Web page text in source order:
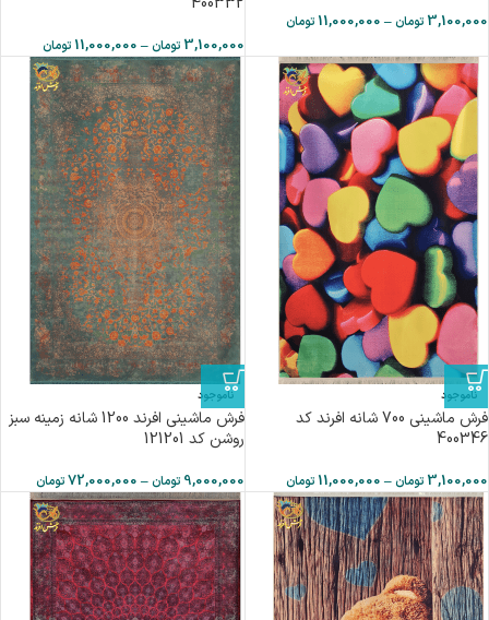
3,100,000 تومان–
11,000,000 تومان
3,100,000 تومان –
11,000,000 تومان
ناموجود
فرش ماشینی 700 شانه افرند كد
400346
3,100,000 تومان–
11,000,000 تومان
ناموجود
فرش ماشینی افرند 1200 شانه زمینه سبز
روشن کد 121201
9,000,000 تومان –
72,000,000 تومان